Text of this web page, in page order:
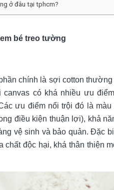
ở đâu tại tphcm?
bé treo tường
chính là sợi cotton
canvas có khá nhiều ưu
ưu điểm nổi trội đó là
điều kiện thuận lợi), khả
vệ sinh và bảo quản. Đặc
chất độc hại, khá thân thiện